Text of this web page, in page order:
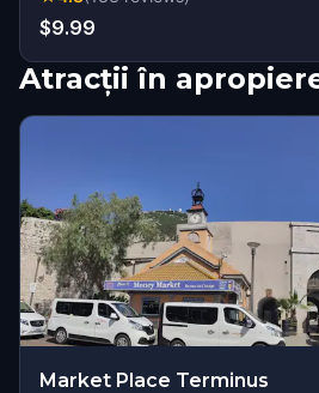
$9.99
Atracții în
Market Place Terminus